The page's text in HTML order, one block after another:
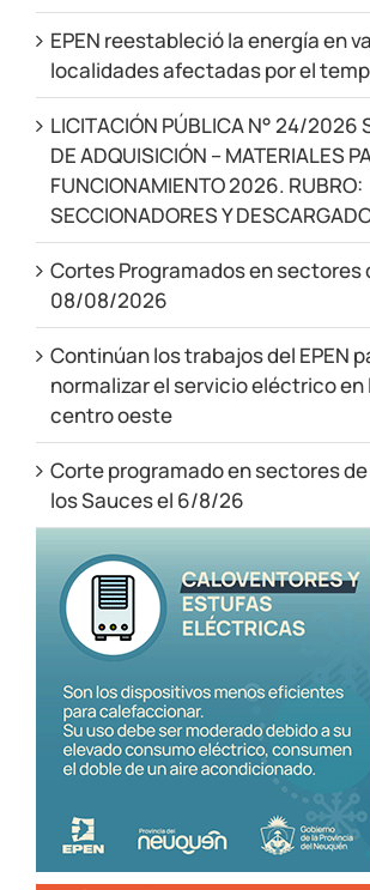
EPEN reestableció la energía en
localidades afectadas por el
LICITACIÓN PÚBLICA N° 24/2026
DE ADQUISICIÓN – MATERIALES
FUNCIONAMIENTO 2026. RUBRO:
SECCIONADORES Y
Cortes Programados en sectores
08/08/2026
Continúan los trabajos del EPEN
normalizar el servicio eléctrico en
centro oeste
Corte programado en sectores
los Sauces el 6/8/26